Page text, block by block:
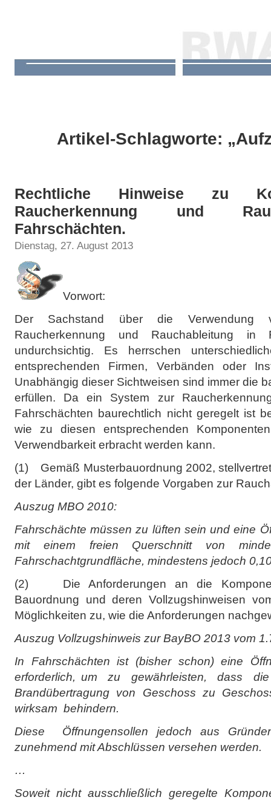
Artikel-Schlagworte:
Rechtliche Hinweise zu
Raucherkennung und
Fahrschächten.
Dienstag, 27. August 2013
Vorwort:
Der Sachstand über die Verwendung
Raucherkennung und Rauchableitung in
undurchsichtig. Es herrschen
entsprechenden Firmen, Verbänden oder
Unabhängig dieser Sichtweisen sind immer die
erfüllen. Da ein System zur
Fahrschächten baurechtlich nicht geregelt ist
wie zu diesen entsprechenden
Verwendbarkeit erbracht werden kann.
(1) Gemäß Musterbauordnung 2002,
der Länder, gibt es folgende Vorgaben zur
Auszug MBO 2010:
Fahrschächte müssen zu lüften sein und eine
mit einem freien Querschnitt von
Fahrschachtgrundfläche, mindestens jedoch
(2) Die Anforderungen an die
Bauordnung und deren Vollzugshinweisen
Möglichkeiten zu, wie die Anforderungen
Auszug Vollzugshinweis zur BayBO 2013 vom
In Fahrschächten ist (bisher schon) eine
erforderlich, um zu gewährleisten, dass
Brandübertragung von Geschoss zu
wirksam behindern.
Diese Öffnungensollen jedoch aus
zunehmend mit Abschlüssen versehen werden.
…
Soweit nicht ausschließlich geregelte